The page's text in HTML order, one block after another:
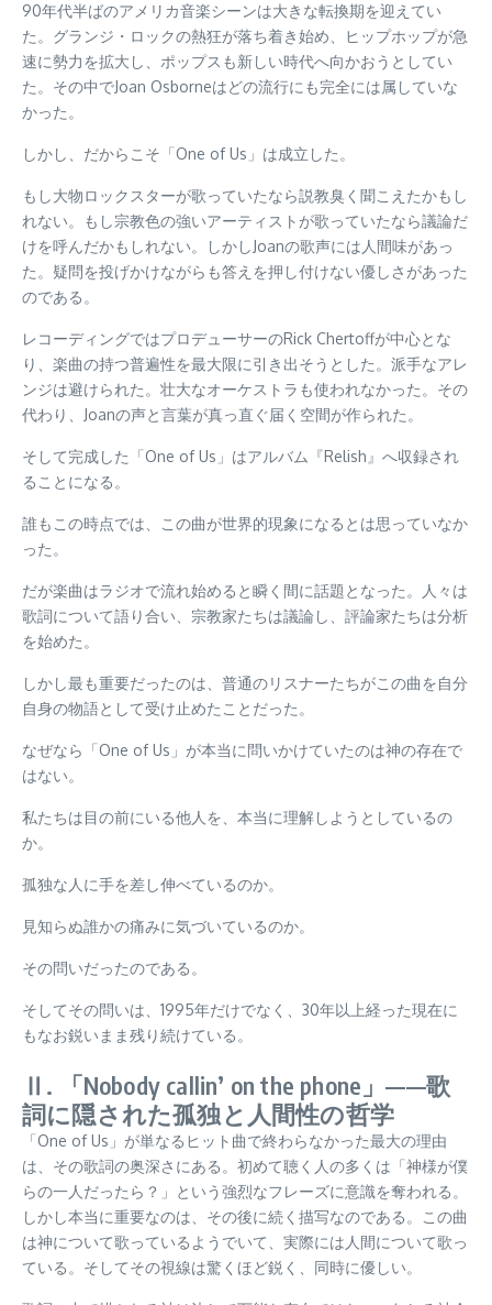
90年代半ばのアメリカ音楽シーンは大きな転換期を迎えてい
た。グランジ・ロックの熱狂が落ち着き始め、ヒップホップが急
速に勢力を拡大し、ポップスも新しい時代へ向かおうとしてい
た。その中でJoan Osborneはどの流行にも完全には属していな
かった。
しかし、だからこそ「One of Us」は成立した。
もし大物ロックスターが歌っていたなら説教臭く聞こえたかもし
れない。もし宗教色の強いアーティストが歌っていたなら議論だ
けを呼んだかもしれない。しかしJoanの歌声には人間味があっ
た。疑問を投げかけながらも答えを押し付けない優しさがあった
のである。
レコーディングではプロデューサーのRick Chertoffが中心とな
り、楽曲の持つ普遍性を最大限に引き出そうとした。派手なアレ
ンジは避けられた。壮大なオーケストラも使われなかった。その
代わり、Joanの声と言葉が真っ直ぐ届く空間が作られた。
そして完成した「One of Us」はアルバム『Relish』へ収録され
ることになる。
誰もこの時点では、この曲が世界的現象になるとは思っていなか
った。
だが楽曲はラジオで流れ始めると瞬く間に話題となった。人々は
歌詞について語り合い、宗教家たちは議論し、評論家たちは分析
を始めた。
しかし最も重要だったのは、普通のリスナーたちがこの曲を自分
自身の物語として受け止めたことだった。
なぜなら「One of Us」が本当に問いかけていたのは神の存在で
はない。
私たちは目の前にいる他人を、本当に理解しようとしているの
か。
孤独な人に手を差し伸べているのか。
見知らぬ誰かの痛みに気づいているのか。
その問いだったのである。
そしてその問いは、1995年だけでなく、30年以上経った現在に
もなお鋭いまま残り続けている。
Ⅱ. 「Nobody callin’ on the phone」——歌
詞に隠された孤独と人間性の哲学
「One of Us」が単なるヒット曲で終わらなかった最大の理由
は、その歌詞の奥深さにある。初めて聴く人の多くは「神様が僕
らの一人だったら？」という強烈なフレーズに意識を奪われる。
しかし本当に重要なのは、その後に続く描写なのである。この曲
は神について歌っているようでいて、実際には人間について歌っ
ている。そしてその視線は驚くほど鋭く、同時に優しい。